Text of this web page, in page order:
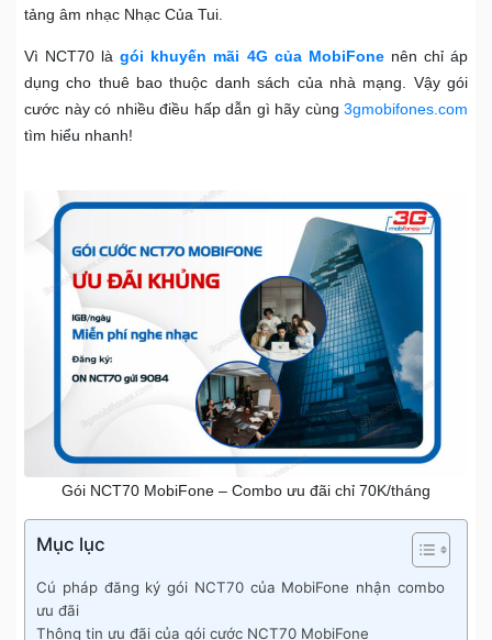
tảng âm nhạc Nhạc Của Tui.
Vì NCT70 làgói khuyến mãi 4G của MobiFonenên chỉ áp
dụng cho thuê bao thuộc danh sách của nhà mạng. Vậy gói
cước này có nhiều điều hấp dẫn gì hãy cùng 3gmobifones.com
tìm hiểu nhanh!
Gói NCT70 MobiFone – Combo ưu đãi chỉ 70K/tháng
Mục lục
Cú pháp đăng ký gói NCT70 của MobiFone nhận combo
ưu đãi
Thông tin ưu đãi của gói cước NCT70 MobiFone